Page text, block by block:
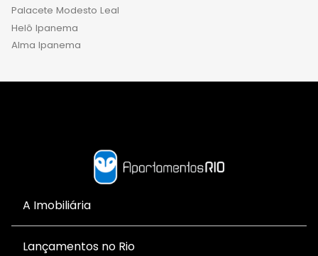
Palacete Modesto Leal
Helô Ipanema
Alma Ipanema
A Imobiliária
Lançamentos no Rio